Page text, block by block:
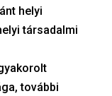
helyi
társadalmi
további